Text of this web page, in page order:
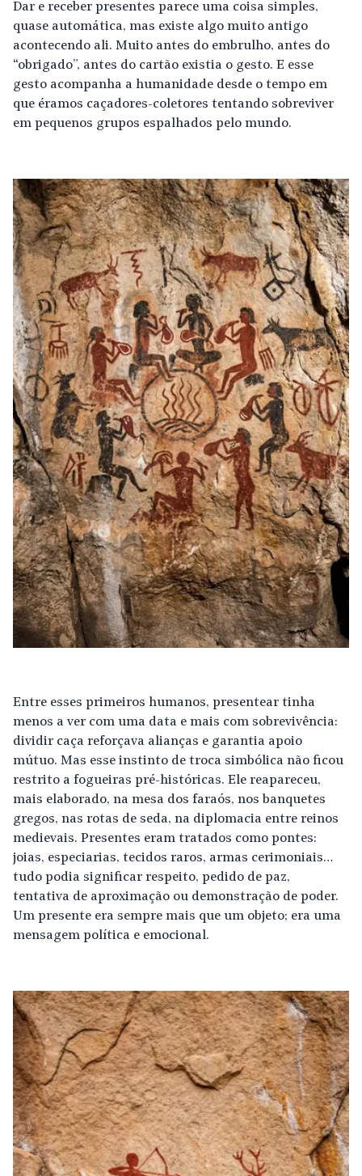
Dar e receber presentes parece uma coisa simples,
quase automática, mas existe algo muito antigo
acontecendo ali. Muito antes do embrulho, antes do
“obrigado”, antes do cartão existia o gesto. E esse
gesto acompanha a humanidade desde o tempo em
que éramos caçadores-coletores tentando sobreviver
em pequenos grupos espalhados pelo mundo.
Entre esses primeiros humanos, presentear tinha
menos a ver com uma data e mais com sobrevivência:
dividir caça reforçava alianças e garantia apoio
mútuo. Mas esse instinto de troca simbólica não ficou
restrito a fogueiras pré-históricas. Ele reapareceu,
mais elaborado, na mesa dos faraós, nos banquetes
gregos, nas rotas de seda, na diplomacia entre reinos
medievais. Presentes eram tratados como pontes:
joias, especiarias, tecidos raros, armas cerimoniais…
tudo podia significar respeito, pedido de paz,
tentativa de aproximação ou demonstração de poder.
Um presente era sempre mais que um objeto; era uma
mensagem política e emocional.